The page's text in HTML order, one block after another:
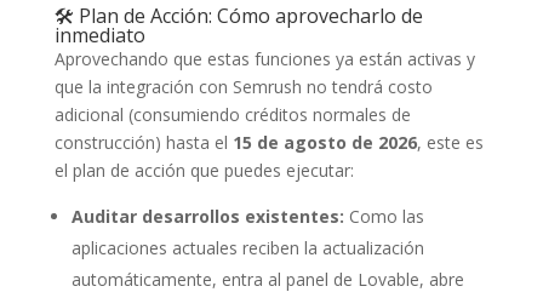
🛠️ Plan de Acción: Cómo aprovecharlo de
inmediato
Aprovechando que estas funciones ya están activas y
que la integración con Semrush no tendrá costo
adicional (consumiendo créditos normales de
construcción) hasta el 15 de agosto de 2026, este es
el plan de acción que puedes ejecutar:
Auditar desarrollos existentes: Como las
aplicaciones actuales reciben la actualización
automáticamente, entra al panel de Lovable, abre